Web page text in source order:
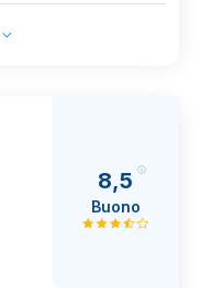
8,5
Buono